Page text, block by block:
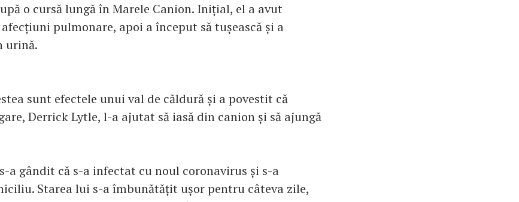
o cursă lungă în Marele Canion. Inițial, el a avut
pulmonare, apoi a început să tușească și a
urină.
sunt efectele unui val de căldură și a povestit că
Derrick Lytle, l-a ajutat să iasă din canion și să ajungă
a gândit că s-a infectat cu noul coronavirus și s-a
Starea lui s-a îmbunătățit ușor pentru câteva zile,